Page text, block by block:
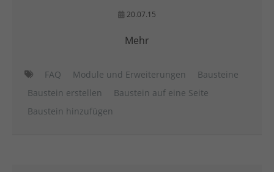
20.07.15
Mehr
FAQ Module und Erweiterungen
Bausteine
Baustein erstellen
Baustein auf eine Seite
Baustein hinzufügen